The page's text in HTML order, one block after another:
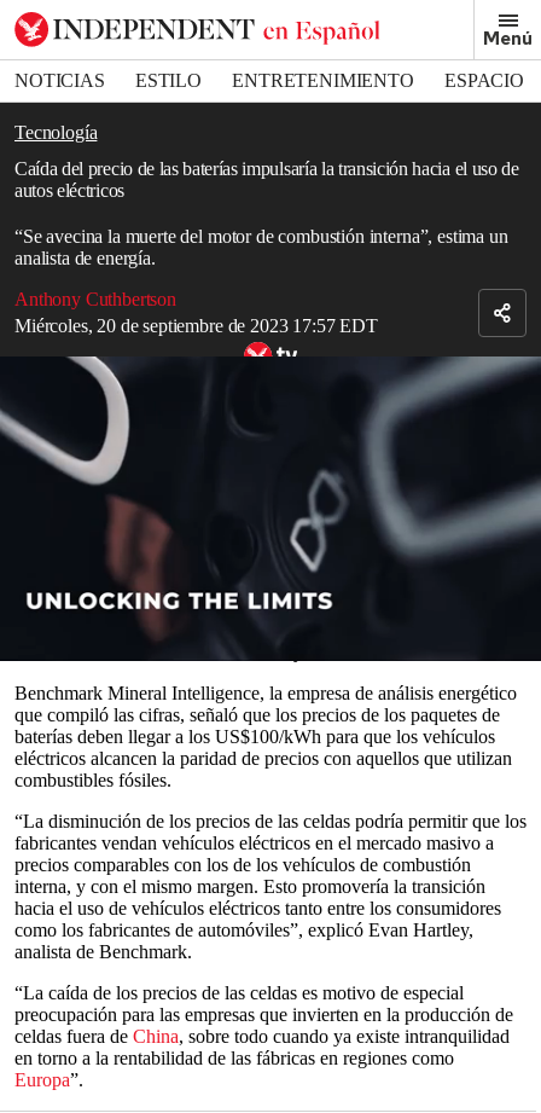
Menú
NOTICIAS ESTILO ENTRETENIMIENTO
ESPACIO
DEPORTES
Tecnología
Caída del precio de las baterías impulsaría la transición hacia el uso de
autos eléctricos
“Se avecina la muerte del motor de combustión interna”, estima un
analista de energía.
Anthony Cuthbertson
Miércoles, 20 de septiembre de 2023 17:57 EDT
Bookmark popover
Removed from bookmarks
Close popover
seconds
seconds
CALLUM y Nyobolt presentan un auto deportivo eléctrico que se
carga en seis minutos.
El precio de las
en agosto. Los analistas de energía lo consideran un “punto de
inflexión” para impulsar la transición hacia el uso de
vehículos
El precio de las
celdas de batería de iones de litio
, que proveen de
energía a todo lo que nos rodea, desde teléfonos inteligentes hasta
la Estación Espacial Internacional, cayó por debajo de los US$100
por kilovatio hora (kWh) el mes pasado, lo que representa una
caída del 33% desde marzo de 2022 y un 8,7% mes a mes.
Benchmark Mineral Intelligence, la empresa de análisis energético
que compiló las cifras, señaló que los precios de los paquetes de
baterías deben llegar a los US$100/kWh para que los vehículos
eléctricos alcancen la paridad de precios con aquellos que utilizan
combustibles fósiles.
“La disminución de los precios de las celdas podría permitir que los
fabricantes vendan vehículos eléctricos en el mercado masivo a
precios comparables con los de los vehículos de combustión
interna, y con el mismo margen. Esto promovería la transición
hacia el uso de vehículos eléctricos tanto entre los consumidores
como los fabricantes de automóviles”, explicó Evan Hartley,
analista de Benchmark.
“La caída de los precios de las celdas es motivo de especial
preocupación para las empresas que invierten en la producción de
celdas fuera de China, sobre todo cuando ya existe intranquilidad
en torno a la rentabilidad de las fábricas en regiones como
Europa”.